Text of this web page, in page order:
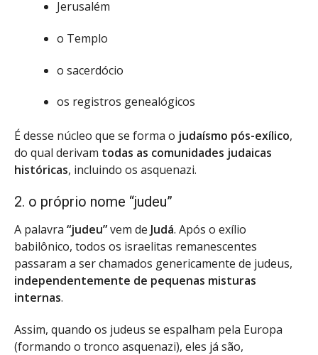
Jerusalém
o Templo
o sacerdócio
os registros genealógicos
É desse núcleo que se forma o judaísmo pós-exílico,
do qual derivam todas as comunidades judaicas
históricas, incluindo os asquenazi.
2. o próprio nome “judeu”
A palavra “judeu”vem de Judá. Após o exílio
babilônico, todos os israelitas remanescentes
passaram a ser chamados genericamente de judeus,
independentemente de pequenas misturas
internas.
Assim, quando os judeus se espalham pela Europa
(formando o tronco asquenazi), eles já são,